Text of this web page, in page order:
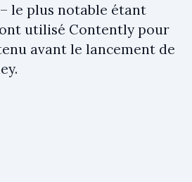
le plus notable étant
utilisé Contently pour
avant le lancement de